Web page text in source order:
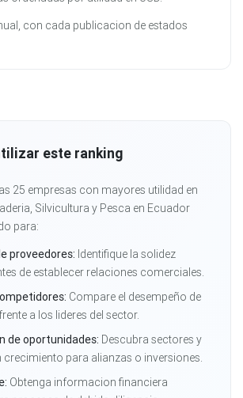
con cada publicacion de estados
este ranking
25 empresas con mayores utilidad en
Silvicultura y Pesca en Ecuador
para:
proveedores: Identifique la solidez
de establecer relaciones comerciales.
Compare el desempeño de
a los lideres del sector.
de oportunidades: Descubra sectores y
crecimiento para alianzas o inversiones.
Obtenga informacion financiera